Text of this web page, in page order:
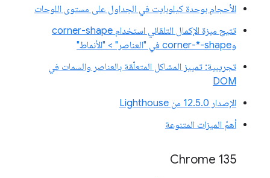
الأحجام بوحدة كيلوبايت في الجداول على مستوى اللوحات
تتيح ميزة الإكمال التلقائي استخدام corner-shape
وcorner-*-shape في "العناصر" > "الأنماط"
تجريبية: تمييز المشاكل المتعلّقة بالعناصر والسمات في
DOM
الإصدار 12.5.0 من Lighthouse
أهمّ الميزات المتنوعة
Chrome 135